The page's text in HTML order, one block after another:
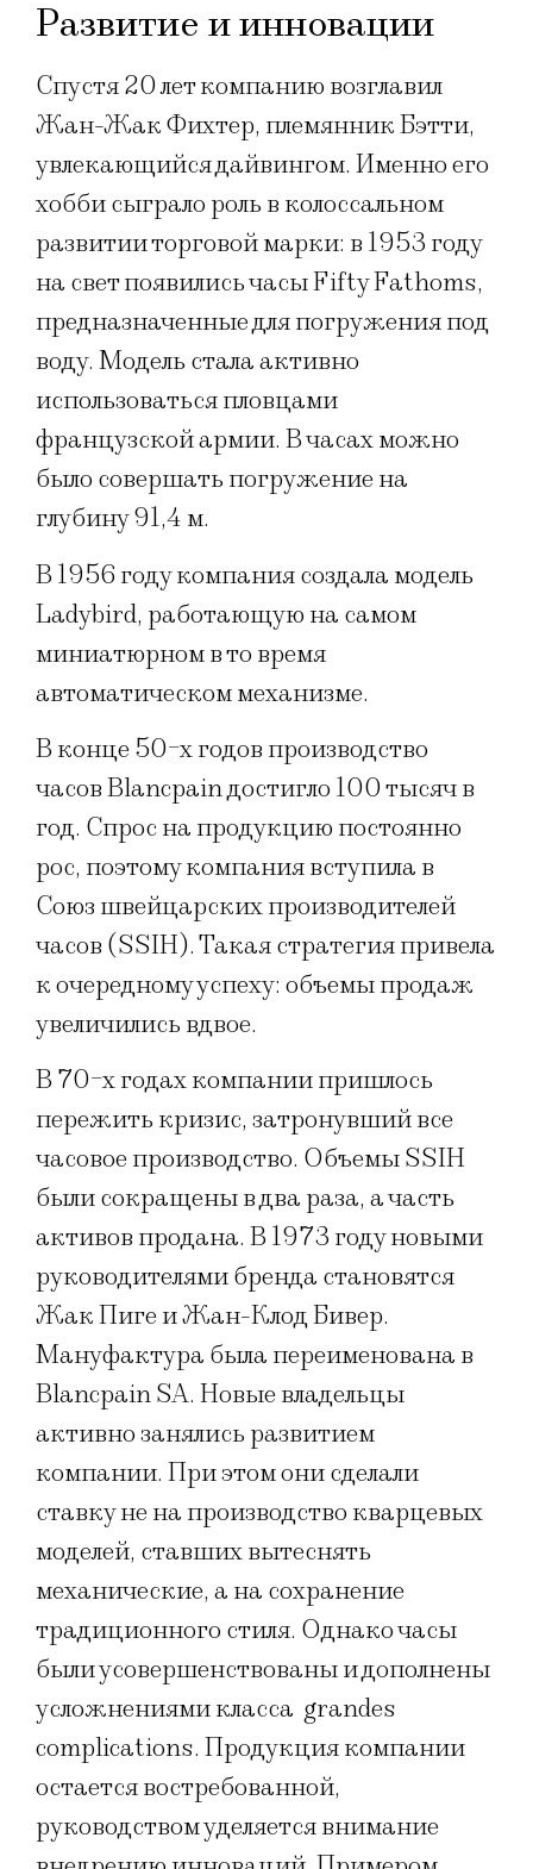
Развитие и инновации
Спустя 20 лет компанию возглавил
Жан-Жак Фихтер, племянник Бэтти,
увлекающийся дайвингом. Именно его
хобби сыграло роль в колоссальном
развитии торговой марки: в 1953 году
на свет появились часы Fifty Fathoms,
предназначенные для погружения под
воду. Модель стала активно
использоваться пловцами
французской армии. В часах можно
было совершать погружение на
глубину 91,4 м.
В 1956 году компания создала модель
Ladybird, работающую на самом
миниатюрном в то время
автоматическом механизме.
В конце 50-х годов производство
часов Blancpain достигло 100 тысяч в
год. Спрос на продукцию постоянно
рос, поэтому компания вступила в
Союз швейцарских производителей
часов (SSIH). Такая стратегия привела
к очередному успеху: объемы продаж
увеличились вдвое.
В 70-х годах компании пришлось
пережить кризис, затронувший все
часовое производство. Объемы SSIH
были сокращены в два раза, а часть
активов продана. В 1973 году новыми
руководителями бренда становятся
Жак Пиге и Жан-Клод Бивер.
Мануфактура была переименована в
Blancpain SA. Новые владельцы
активно занялись развитием
компании. При этом они сделали
ставку не на производство кварцевых
моделей, ставших вытеснять
механические, а на сохранение
традиционного стиля. Однако часы
были усовершенствованы и дополнены
усложнениями класса grandes
complications. Продукция компании
остается востребованной,
руководством уделяется внимание